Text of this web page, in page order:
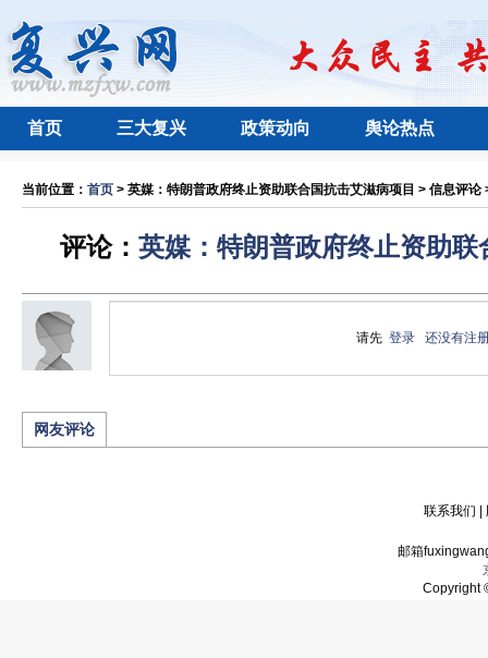
首页 三大复兴 政策动向 舆论热点
当前位置： 首页 > 英媒：特朗普政府终止资助联合国抗击艾滋病项目 > 信息评论
评论： 英媒：特朗普政府终止资助
请先登录 还没有注
网友评论
联系我们
邮箱
Copyright